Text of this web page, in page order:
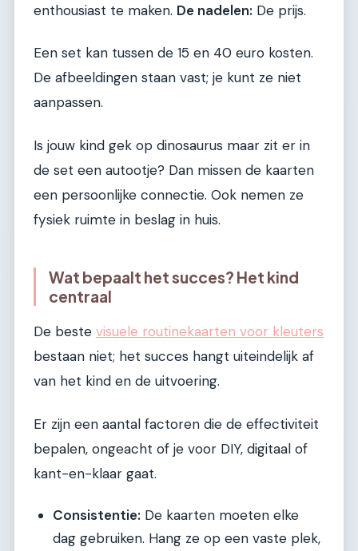
enthousiast te maken. De nadelen: De prijs.
Een set kan tussen de 15 en 40 euro kosten.
De afbeeldingen staan vast; je kunt ze niet
aanpassen.
Is jouw kind gek op dinosaurus maar zit er in
de set een autootje? Dan missen de kaarten
een persoonlijke connectie. Ook nemen ze
fysiek ruimte in beslag in huis.
Wat bepaalt het succes? Het kind
centraal
De beste visuele routinekaarten voor kleuters
bestaan niet; het succes hangt uiteindelijk af
van het kind en de uitvoering.
Er zijn een aantal factoren die de effectiviteit
bepalen, ongeacht of je voor DIY, digitaal of
kant-en-klaar gaat.
Consistentie: De kaarten moeten elke
dag gebruiken. Hang ze op een vaste plek,